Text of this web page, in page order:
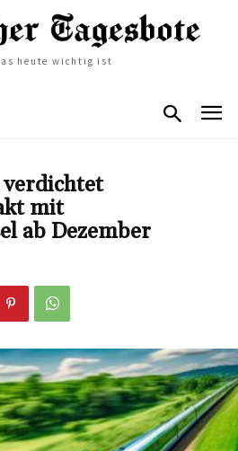
heute wichtig ist
verdichtet
mit
ab Dezember